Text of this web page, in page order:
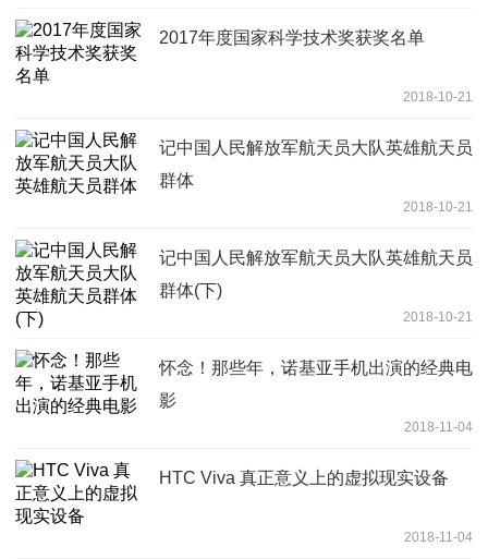
2017年度国家科学技术奖获奖名单
2018-10-21
记中国人民解放军航天员大队英雄航天员
群体
2018-10-21
记中国人民解放军航天员大队英雄航天员
群体(下)
2018-10-21
怀念！那些年，诺基亚手机出演的经典电
影
2018-11-04
HTC Viva 真正意义上的虚拟现实设备
2018-11-04